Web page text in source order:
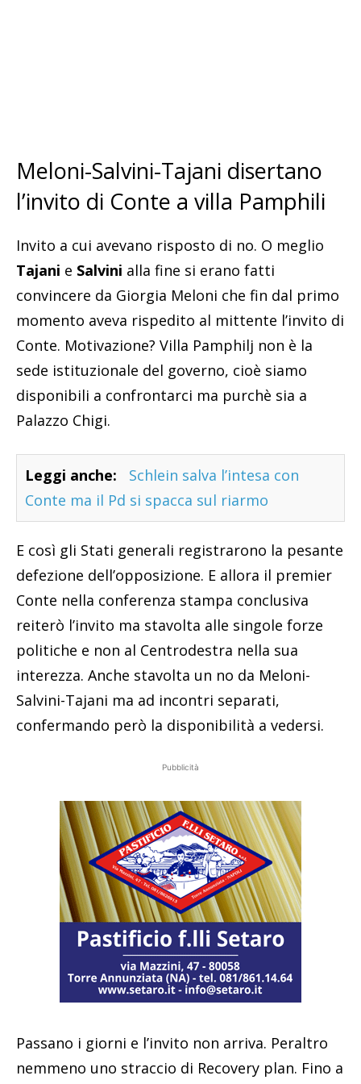
Meloni-Salvini-Tajani disertano
l’invito di Conte a villa Pamphili
Invito a cui avevano risposto di no. O meglio
Tajani e Salvini alla fine si erano fatti
convincere da Giorgia Meloni che fin dal primo
momento aveva rispedito al mittente l’invito di
Conte. Motivazione? Villa Pamphilj non è la
sede istituzionale del governo, cioè siamo
disponibili a confrontarci ma purchè sia a
Palazzo Chigi.
Leggi anche:
Schlein salva l’intesa con
Conte ma il Pd si spacca sul riarmo
E così gli Stati generali registrarono la pesante
defezione dell’opposizione. E allora il premier
Conte nella conferenza stampa conclusiva
reiterò l’invito ma stavolta alle singole forze
politiche e non al Centrodestra nella sua
interezza. Anche stavolta un no da Meloni-
Salvini-Tajani ma ad incontri separati,
confermando però la disponibilità a vedersi.
Pubblicità
Passano i giorni e l’invito non arriva. Peraltro
nemmeno uno straccio di Recovery plan. Fino a